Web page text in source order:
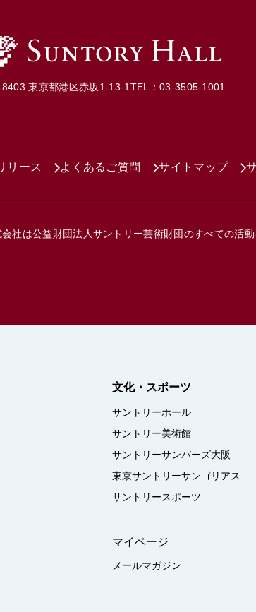
東京都港区赤坂1-13-1 TEL：03-3505-1001
リース よくあるご質問 サイトマップ
社は公益財団法人サントリー芸術財団のすべての活
文化・スポーツ
サントリーホール
サントリー美術館
サントリーサンバーズ大阪
東京サントリーサンゴリアス
サントリースポーツ
マイページ
メールマガジン